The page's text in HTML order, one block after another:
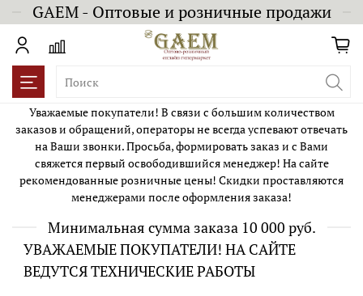
GAEM - Оптовые и розничные продажи
Уважаемые покупатели! В связи с большим количеством
заказов и обращений, операторы не всегда успевают отвечать
на Ваши звонки. Просьба, формировать заказ и с Вами
свяжется первый освободившийся менеджер! На сайте
рекомендованные розничные цены! Скидки проставляются
менеджерами после оформления заказа!
Минимальная сумма заказа 10 000 руб.
УВАЖАЕМЫЕ ПОКУПАТЕЛИ! НА САЙТЕ
ВЕДУТСЯ ТЕХНИЧЕСКИЕ РАБОТЫ